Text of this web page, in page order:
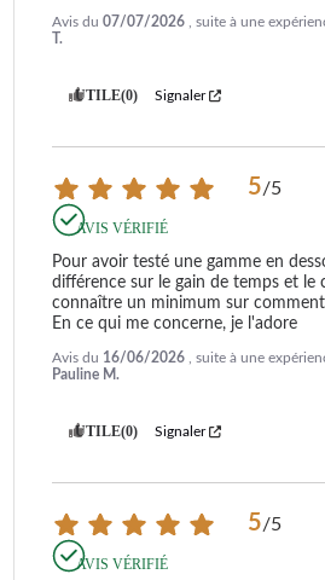
Avis du 07/07/2026 , suite à une
T.
UTILE(0) Signaler
5/5
AVIS VÉRIFIÉ
Pour avoir testé une gamme en
différence sur le gain de temps et
connaître un minimum sur
En ce qui me concerne, je l'adore
Avis du 16/06/2026 , suite à une
Pauline M.
UTILE(0) Signaler
5/5
AVIS VÉRIFIÉ